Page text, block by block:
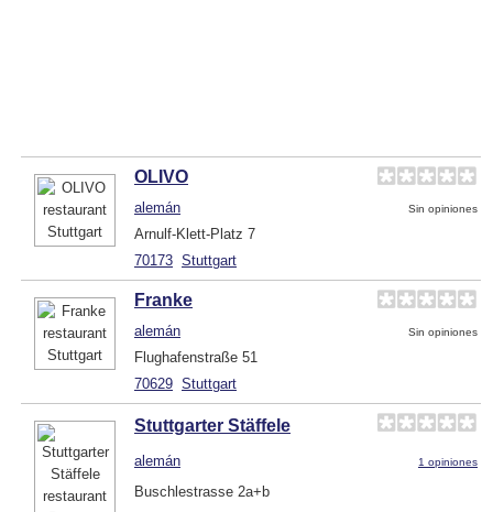
OLIVO
alemán Sin opiniones
Arnulf-Klett-Platz 7
70173 Stuttgart
Franke
alemán Sin opiniones
Flughafenstraße 51
70629 Stuttgart
Stuttgarter Stäffele
alemán 1 opiniones
Buschlestrasse 2a+b